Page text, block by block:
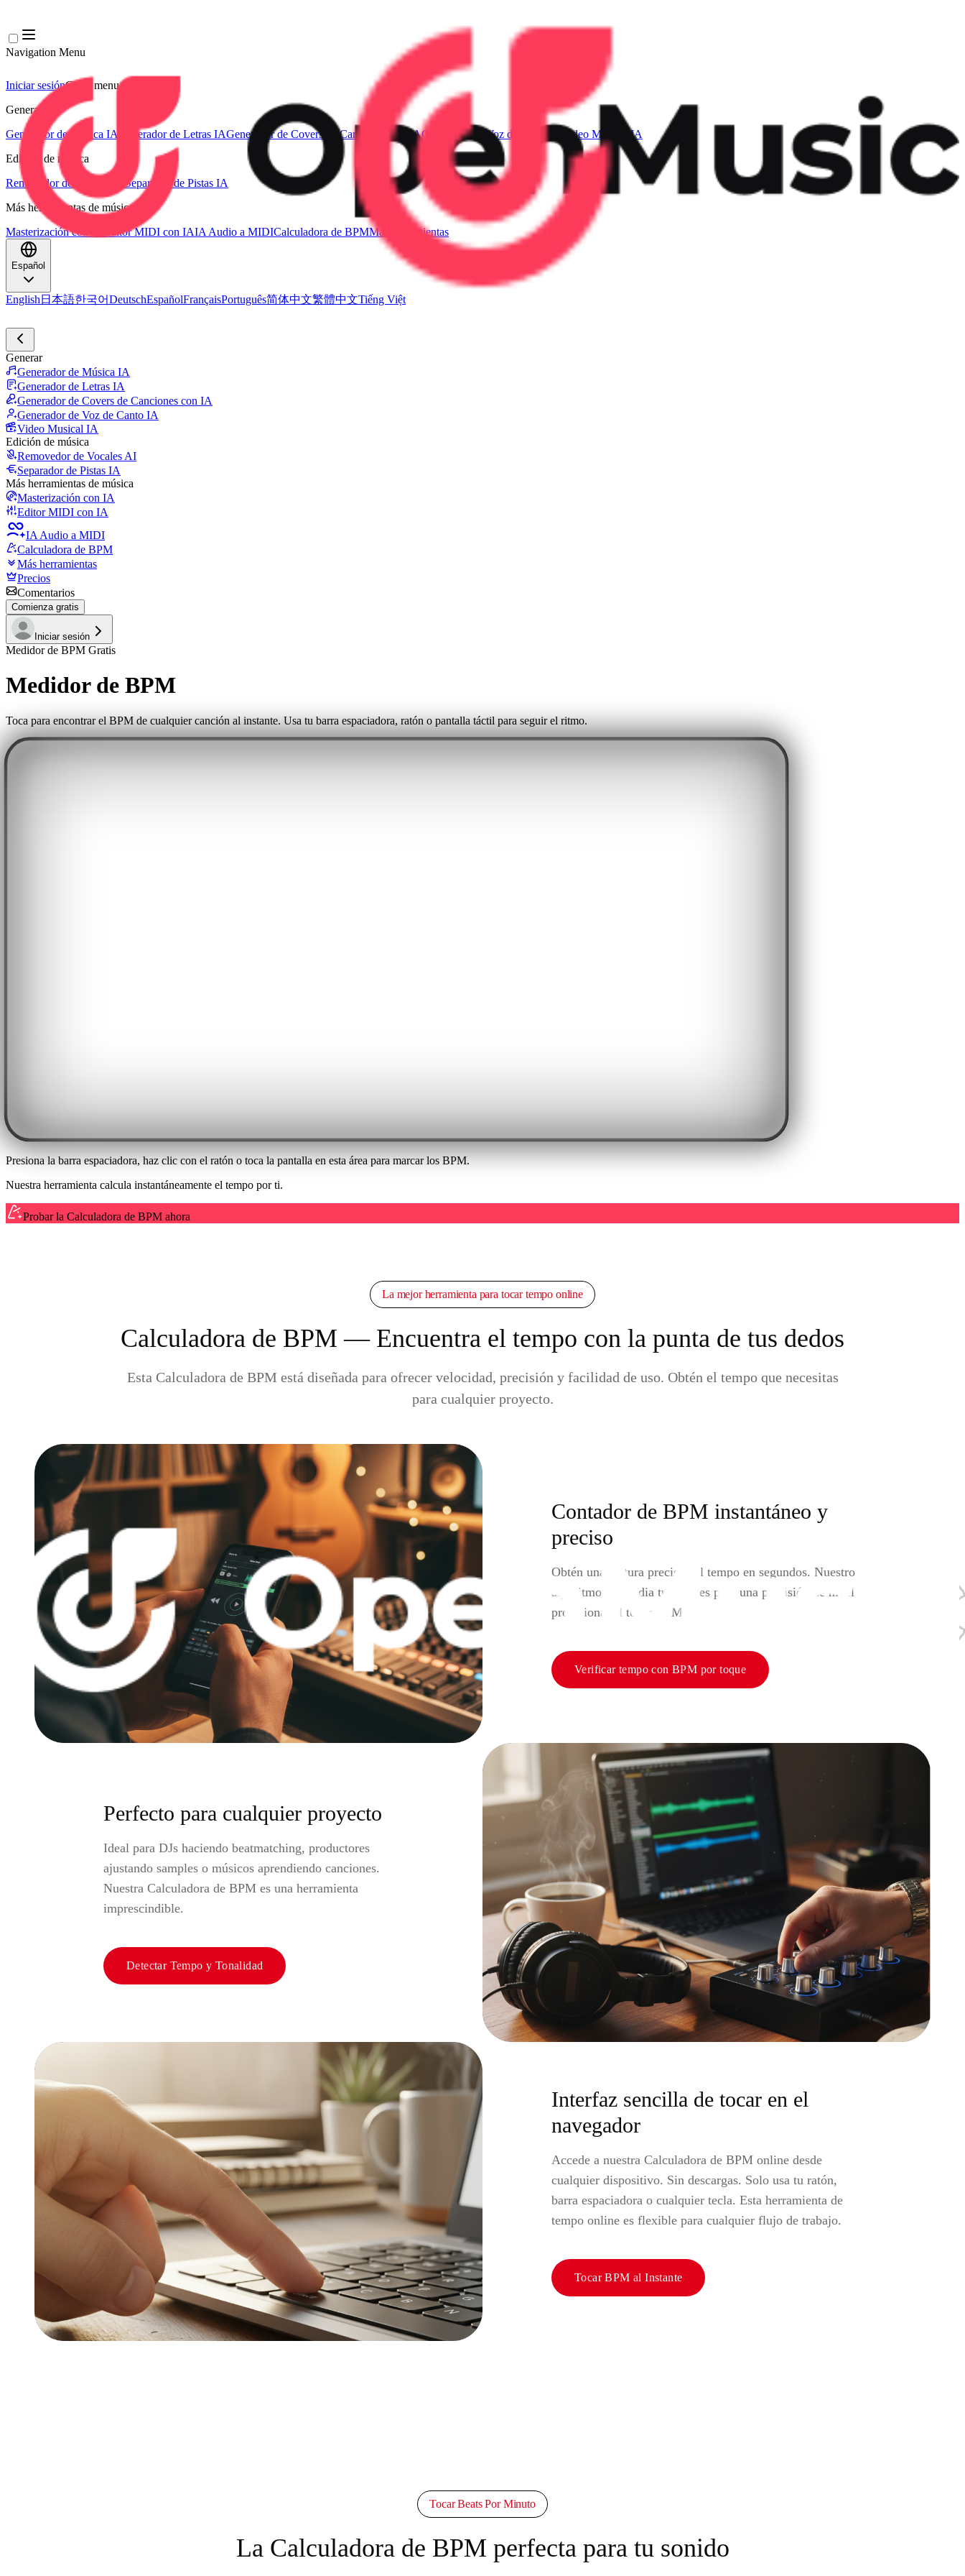
Navigation Menu
Iniciar sesiónClose menu×
Generar
Generador de Música IA
Generador de Letras IAGenerador de Covers de Canciones con IAGenerador de Voz de Canto IA
Video Musical IA
Edición de música
Removedor de Vocales AI
Separador de Pistas IA
Más herramientas de música
Masterización con IA
Editor MIDI con IAIA Audio a MIDICalculadora de BPMMás herramientas
Español
English 日本語한국어DeutschEspañolFrançaisPortuguês简体中文繁體中文Tiếng Việt
Generar
Generador de Música IA
Generador de Letras IA
Generador de Covers de Canciones con IA
Generador de Voz de Canto IA
Video Musical IA
Edición de música
Removedor de Vocales AI
Separador de Pistas IA
Más herramientas de música
Masterización con IA
Editor MIDI con IA
IA Audio a MIDI
Calculadora de BPM
Más herramientas
Precios
Comentarios
Comienza gratis
Iniciar sesión
Medidor de BPM Gratis
Medidor de BPM
Toca para encontrar el BPM de cualquier canción al instante. Usa tu barra espaciadora, ratón o pantalla táctil para seguir el ritmo.
Presiona la barra espaciadora, haz clic con el ratón o toca la pantalla en esta área para marcar los BPM.
Nuestra herramienta calcula instantáneamente el tempo por ti.
Probar la Calculadora de BPM ahora
La mejor herramienta para tocar tempo online
Calculadora de BPM — Encuentra el tempo con la punta de tus dedos
Esta Calculadora de BPM está diseñada para ofrecer velocidad, precisión y facilidad de uso. Obtén el tempo que necesitas
para cualquier proyecto.
Contador de BPM instantáneo y
preciso
Obtén una lectura precisa del tempo en segundos. Nuestro
algoritmo promedia tus toques para una precisión de nivel
profesional al tocar BPM.
Verificar tempo con BPM por toque
Perfecto para cualquier proyecto
Ideal para DJs haciendo beatmatching, productores
ajustando samples o músicos aprendiendo canciones.
Nuestra Calculadora de BPM es una herramienta
imprescindible.
Detectar Tempo y Tonalidad
Interfaz sencilla de tocar en el
navegador
Accede a nuestra Calculadora de BPM online desde
cualquier dispositivo. Sin descargas. Solo usa tu ratón,
barra espaciadora o cualquier tecla. Esta herramienta de
tempo online es flexible para cualquier flujo de trabajo.
Tocar BPM al Instante
Tocar Beats Por Minuto
La Calculadora de BPM perfecta para tu sonido